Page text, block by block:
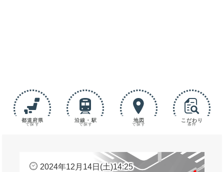
都道府県
で探す
沿線・駅
で探す
地図
で探す
こだわり
条件
2024年12月14日(土)14:25